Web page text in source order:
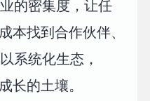
的密集度，让任
本找到合作伙伴、
系统化生态，
长的土壤。